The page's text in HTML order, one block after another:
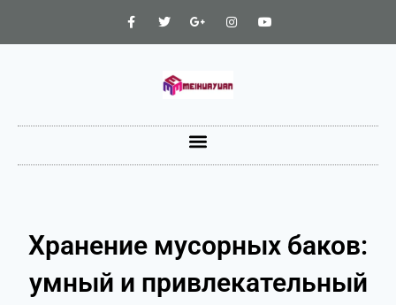
Хранение мусорных баков:
умный и привлекательный